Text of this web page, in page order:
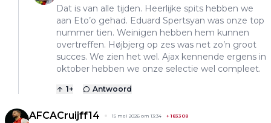
Dat is van alle tijden. Heerlijke spits hebben we
aan Eto’o gehad. Eduard Spertsyan was onze top
nummer tien. Weinigen hebben hem kunnen
overtreffen. Højbjerg op zes was net zo’n groot
succes. We zien het wel. Ajax kennende ergens in
oktober hebben we onze selectie wel compleet.
1+ Antwoord
AFCACruijff14 15 mei 2026 om 13:34 +183308